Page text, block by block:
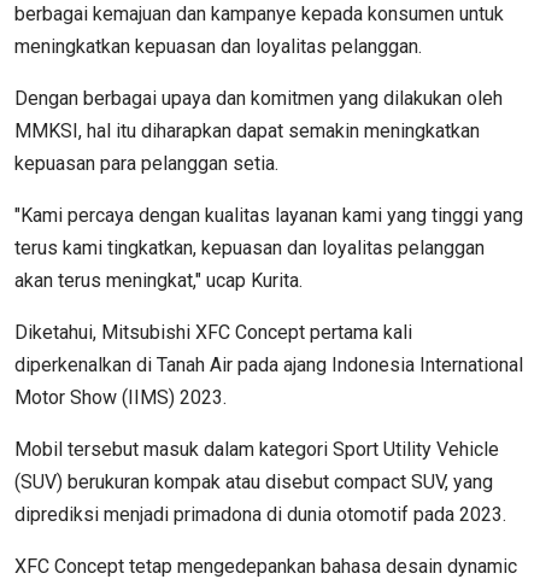
berbagai kemajuan dan kampanye kepada konsumen untuk
meningkatkan kepuasan dan loyalitas pelanggan.
Dengan berbagai upaya dan komitmen yang dilakukan oleh
MMKSI, hal itu diharapkan dapat semakin meningkatkan
kepuasan para pelanggan setia.
"Kami percaya dengan kualitas layanan kami yang tinggi yang
terus kami tingkatkan, kepuasan dan loyalitas pelanggan
akan terus meningkat," ucap Kurita.
Diketahui, Mitsubishi XFC Concept pertama kali
diperkenalkan di Tanah Air pada ajang Indonesia International
Motor Show (IIMS) 2023.
Mobil tersebut masuk dalam kategori Sport Utility Vehicle
(SUV) berukuran kompak atau disebut compact SUV, yang
diprediksi menjadi primadona di dunia otomotif pada 2023.
XFC Concept tetap mengedepankan bahasa desain dynamic